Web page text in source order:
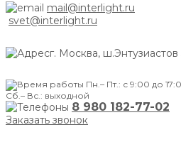
mail@interlight.ru
svet@interlight.ru
г. Москва,
Пн.– Пт.: с 9:00 до
Сб.– Вс.: выходной
8 980 182-77-02
Заказать звонок